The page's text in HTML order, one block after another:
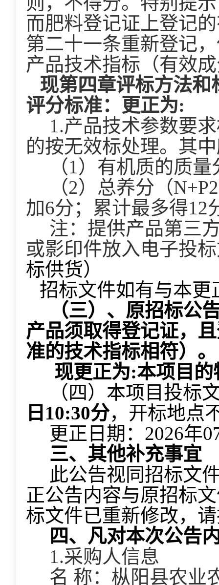
而肥料登记证上登记
第二十一条重新登记
产品技术指标（有效
现第四章评标方法
评分标准：更正为:
的按无效标处理。其
（1）有机质的质
加6分；累计最多得12
或影印件放入电子投
标供货）
招标文件如有与本
（三）、原招标公
产品须取得登记证，
准的技术指标相符） 。
现更正为:本项目
（四） 本项目投标
日10:30分，开标地点
更正日期： 2026年0
三、其他补充事宜
正公告内容与原招标
标文件已重新修改，
四、凡对本次公告
1.采购人信息
名 称：枞阳县农业